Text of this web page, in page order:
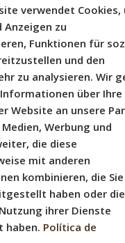
Salzwasserpool
Pool neben den
ZIMMER
Zimmer,
verwendet Cookies,
Anzeigen zu
Funktionen für
und den
zu analysieren. Wir
über Ihre
Website an unsere
Werbung und
die diese
mit anderen
kombinieren, die Sie
haben oder
ihrer Dienste
haben. Política de